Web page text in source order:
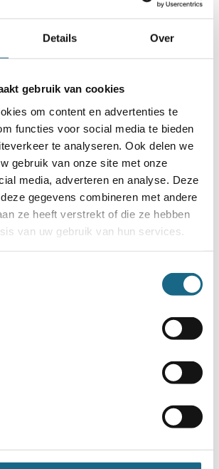
Details Over
gebruik van cookies
om content en advertenties te
functies voor social media te bieden
te analyseren. Ook delen we
gebruik van onze site met onze
media, adverteren en analyse. Deze
gegevens combineren met andere
ze heeft verstrekt of die ze hebben
van uw gebruik van hun services.